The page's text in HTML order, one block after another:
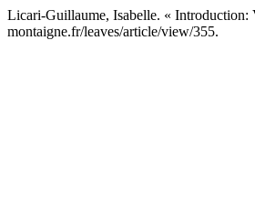
Licari-Guillaume, Isabelle. « Introduction:
montaigne.fr/leaves/article/view/355.